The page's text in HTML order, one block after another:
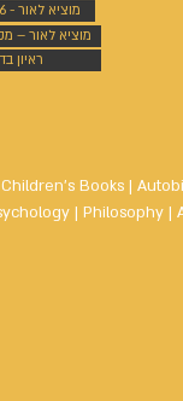
מוציא לאור - 36 שיעורים – מסלול שנתי
מוציא לאור –
ראיון
Books |
| Philosophy |